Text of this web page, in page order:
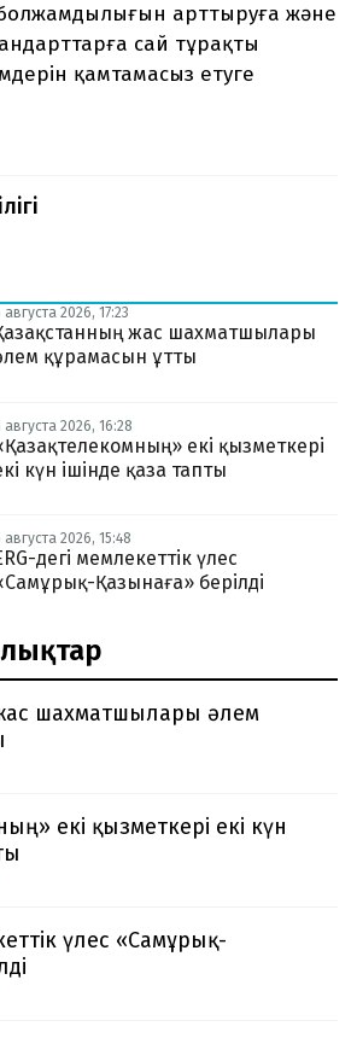
арттыруға және
сай тұрақты
қамтамасыз етуге
августа 2026, 17:23
жас шахматшылары
құрамасын ұтты
августа 2026, 16:28
екі қызметкері
күн ішінде қаза тапты
августа 2026, 15:48
дегі мемлекеттік үлес
Қазынаға» берілді
шахматшылары әлем
екі қызметкері екі күн
үлес «Самұрық-